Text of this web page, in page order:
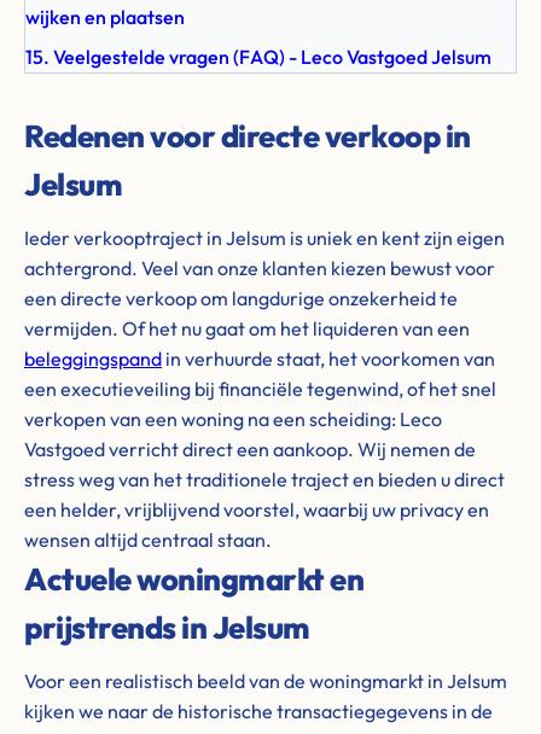
wijken en plaatsen
15. Veelgestelde vragen (FAQ) - Leco Vastgoed Jelsum
Redenen voor directe verkoop in
Jelsum
Ieder verkooptraject in Jelsum is uniek en kent zijn eigen
achtergrond. Veel van onze klanten kiezen bewust voor
een directe verkoop om langdurige onzekerheid te
vermijden. Of het nu gaat om het liquideren van een
beleggingspand in verhuurde staat, het voorkomen van
een executieveiling bij financiële tegenwind, of het snel
verkopen van een woning na een scheiding: Leco
Vastgoed verricht direct een aankoop. Wij nemen de
stress weg van het traditionele traject en bieden u direct
een helder, vrijblijvend voorstel, waarbij uw privacy en
wensen altijd centraal staan.
Actuele woningmarkt en
prijstrends in Jelsum
Voor een realistisch beeld van de woningmarkt in Jelsum
kijken we naar de historische transactiegegevens in de